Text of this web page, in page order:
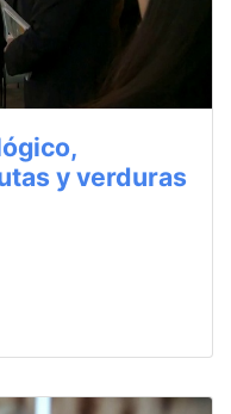
y verduras